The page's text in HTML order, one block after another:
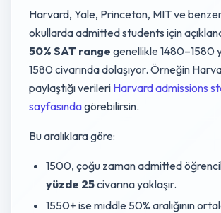
Harvard, Yale, Princeton, MIT ve
okullarda admitted students için
50% SAT range genellikle 1480–1580
1580 civarında dolaşıyor. Örneğin
paylaştığı verileri Harvard admissions
sayfasındagörebilirsin.
Bu aralıklara göre:
1500, çoğu zaman admitted
yüzde 25civarına yaklaşır.
1550+ ise middle 50% aralığının